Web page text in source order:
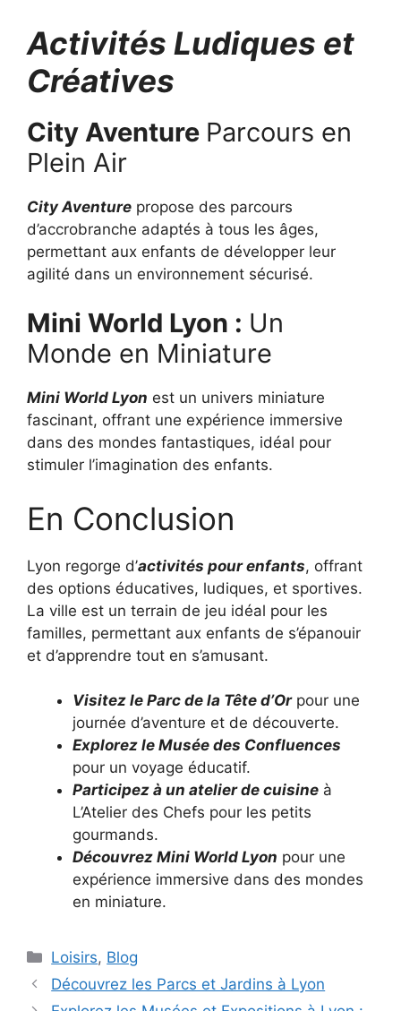
Activités Ludiques et
Créatives
City Aventure Parcours en
Plein Air
City Aventure propose des parcours
d’accrobranche adaptés à tous les âges,
permettant aux enfants de développer leur
agilité dans un environnement sécurisé.
Mini World Lyon : Un
Monde en Miniature
Mini World Lyon est un univers miniature
fascinant, offrant une expérience immersive
dans des mondes fantastiques, idéal pour
stimuler l’imagination des enfants.
En Conclusion
Lyon regorge d’activités pour enfants, offrant
des options éducatives, ludiques, et sportives.
La ville est un terrain de jeu idéal pour les
familles, permettant aux enfants de s’épanouir
et d’apprendre tout en s’amusant.
Visitez le Parc de la Tête d’Orpour une
journée d’aventure et de découverte.
Explorez le Musée des Confluences
pour un voyage éducatif.
Participez à un atelier de cuisine à
L’Atelier des Chefs pour les petits
gourmands.
Découvrez Mini World Lyon pour une
expérience immersive dans des mondes
en miniature.
Catégories
Loisirs, Blog
Découvrez les Parcs et Jardins à Lyon